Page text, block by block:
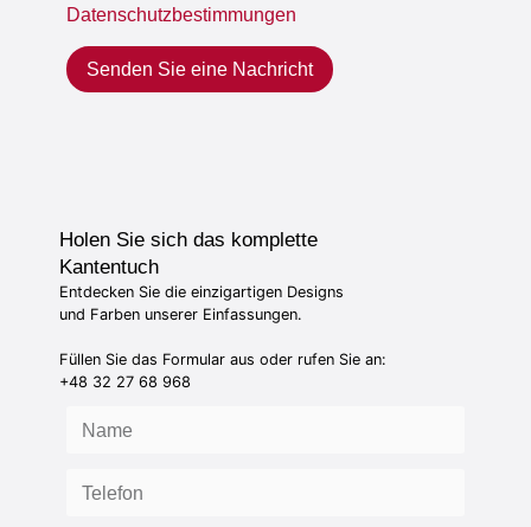
Datenschutzbestimmungen
Senden Sie eine Nachricht
Holen Sie sich das komplette
Kantentuch
Entdecken Sie die einzigartigen Designs
und Farben unserer Einfassungen.
Füllen Sie das Formular aus oder rufen Sie an:
+48 32 27 68 968